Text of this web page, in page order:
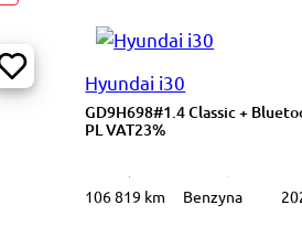
Hyundai i30
GD9H698#1.4 Classic +
PL VAT23%
106 819 km Benzyna